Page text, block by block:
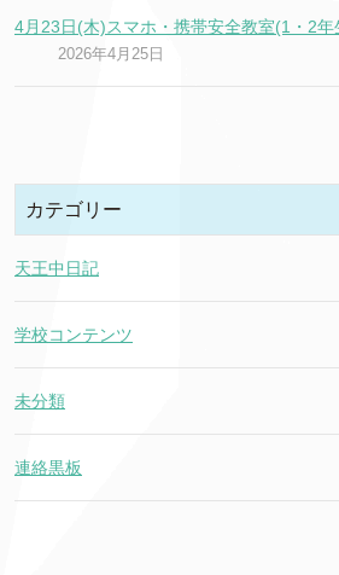
4月23日(木)スマホ・携帯安全教室(1・2年
2026年4月25日
カテゴリー
天王中日記
学校コンテンツ
未分類
連絡黒板